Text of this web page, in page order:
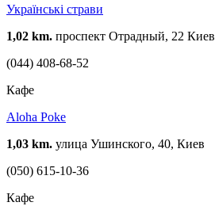
Українські страви
1,02 km. проспект Отрадный, 22 Киев
(044) 408-68-52
Кафе
Aloha Poke
1,03 km. улица Ушинского, 40, Киев
(050) 615-10-36
Кафе